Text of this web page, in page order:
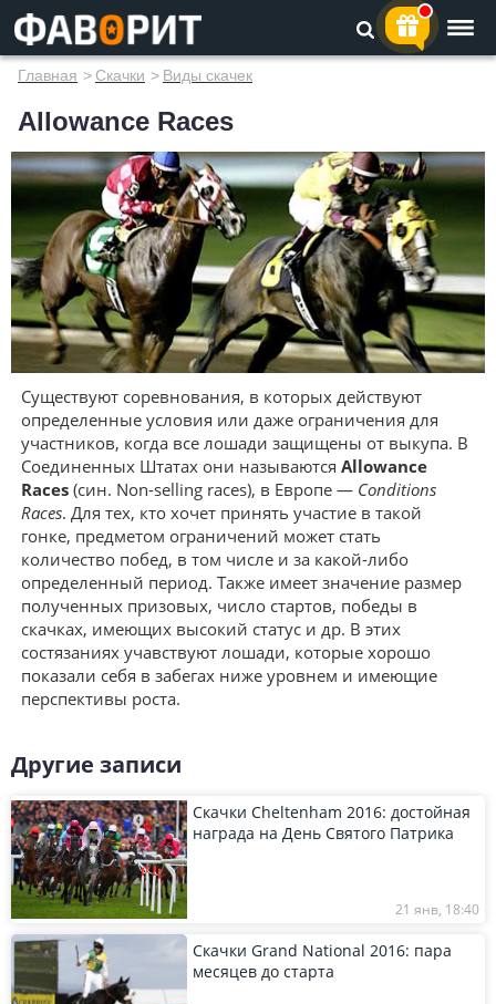
Главная > Скачки > Виды скачек
Allowance Races
Существуют соревнования, в которых действуют
определенные условия или даже ограничения для
участников, когда все лошади защищены от выкупа. В
Соединенных Штатах они называются Allowance
Races (син. Non-selling races), в Европе — Conditions
Races. Для тех, кто хочет принять участие в такой
гонке, предметом ограничений может стать
количество побед, в том числе и за какой-либо
определенный период. Также имеет значение размер
полученных призовых, число стартов, победы в
скачках, имеющих высокий статус и др. В этих
состязаниях учавствуют лошади, которые хорошо
показали себя в забегах ниже уровнем и имеющие
перспективы роста.
Другие записи
Скачки Cheltenham 2016: достойная
награда на День Святого Патрика
21 янв, 18:40
Скачки Grand National 2016: пара
месяцев до старта